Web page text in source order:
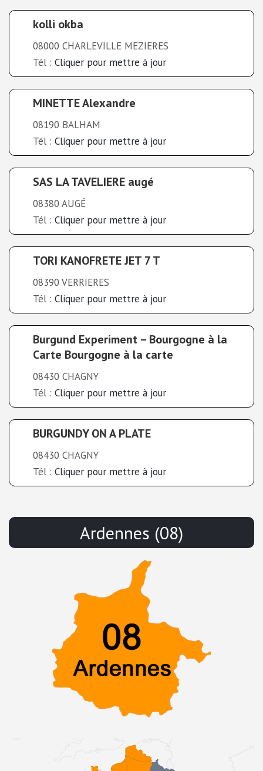
kolli okba
08000 CHARLEVILLE MEZIERES
Tél : Cliquer pour mettre à jour
MINETTE Alexandre
08190 BALHAM
Tél : Cliquer pour mettre à jour
SAS LA TAVELIERE augé
08380 AUGÉ
Tél : Cliquer pour mettre à jour
TORI KANOFRETE JET 7 T
08390 VERRIERES
Tél : Cliquer pour mettre à jour
Burgund Experiment – Bourgogne à la
Carte Bourgogne à la carte
08430 CHAGNY
Tél : Cliquer pour mettre à jour
BURGUNDY ON A PLATE
08430 CHAGNY
Tél : Cliquer pour mettre à jour
Ardennes (08)